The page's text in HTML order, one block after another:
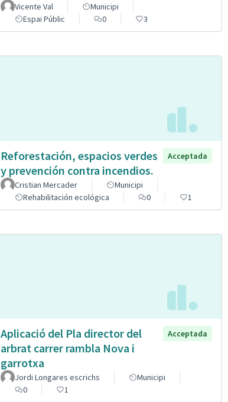
Vicente Val
Municipi
Espai Públic
0 3
Reforestación, espacios verdes
y prevención contra incendios.
Acceptada
Cristian Mercader
Municipi
Rehabilitación ecológica
0 1
Aplicació del Pla director del
arbrat carrer rambla Nova i
garrotxa
Acceptada
Jordi Longares escrichs
Municipi
0
1